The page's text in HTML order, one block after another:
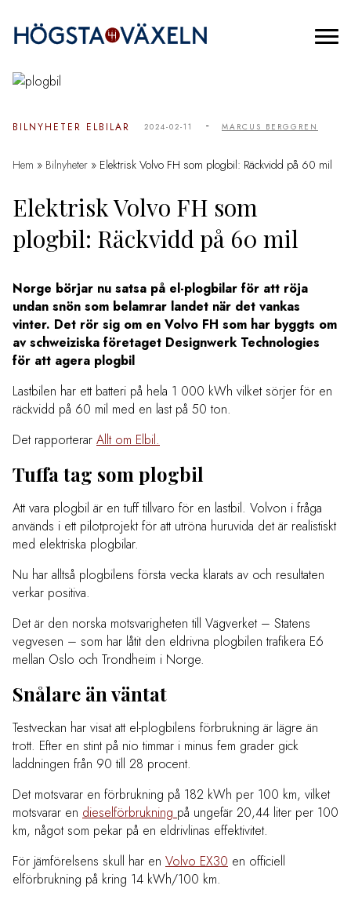
BILNYHETER ELBILAR 2024-02-11 - MARCUS BERGGREN
Hem » Bilnyheter » Elektrisk Volvo FH som plogbil: Räckvidd på 60 mil
Elektrisk Volvo FH som
plogbil: Räckvidd på 60 mil
Norge börjar nu satsa på el-plogbilar för att röja
undan snön som belamrar landet när det vankas
vinter. Det rör sig om en Volvo FH som har byggts om
av schweiziska företaget Designwerk Technologies
för att agera plogbil
Lastbilen har ett batteri på hela 1 000 kWh vilket sörjer för en
räckvidd på 60 mil med en last på 50 ton.
Det rapporterar Allt om Elbil.
Tuffa tag som plogbil
Att vara plogbil är en tuff tillvaro för en lastbil. Volvon i fråga
används i ett pilotprojekt för att utröna huruvida det är realistiskt
med elektriska plogbilar.
Nu har alltså plogbilens första vecka klarats av och resultaten
verkar positiva.
Det är den norska motsvarigheten till Vägverket – Statens
vegvesen – som har låtit den eldrivna plogbilen trafikera E6
mellan Oslo och Trondheim i Norge.
Snålare än väntat
Testveckan har visat att el-plogbilens förbrukning är lägre än
trott. Efter en stint på nio timmar i minus fem grader gick
laddningen från 90 till 28 procent.
Det motsvarar en förbrukning på 182 kWh per 100 km, vilket
motsvarar en dieselförbrukning på ungefär 20,44 liter per 100
km, något som pekar på en eldrivlinas effektivitet.
För jämförelsens skull har en Volvo EX30 en officiell
elförbrukning på kring 14 kWh/100 km.